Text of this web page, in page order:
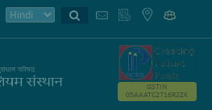
GSTIN
05AAATC2716R2ZK